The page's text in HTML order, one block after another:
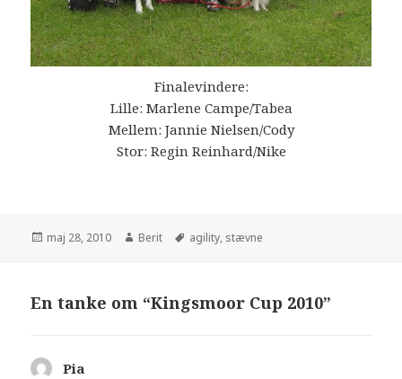
Finalevindere:
Lille: Marlene Campe/Tabea
Mellem: Jannie Nielsen/Cody
Stor: Regin Reinhard/Nike
maj 28, 2010 Berit agility, stævne
En tanke om “Kingsmoor Cup 2010”
Pia